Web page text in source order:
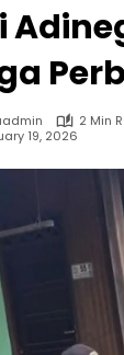
2 Min
19, 2026